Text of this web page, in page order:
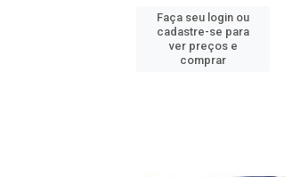
Faça seu login ou
cadastre-se para
ver preços e
comprar